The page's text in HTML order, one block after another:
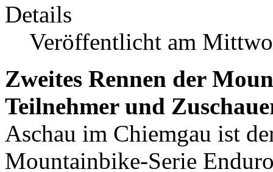
Details
Veröffentlicht am
Zweites Rennen der
Teilnehmer und
Aschau im Chiemgau ist
Mountainbike-Serie